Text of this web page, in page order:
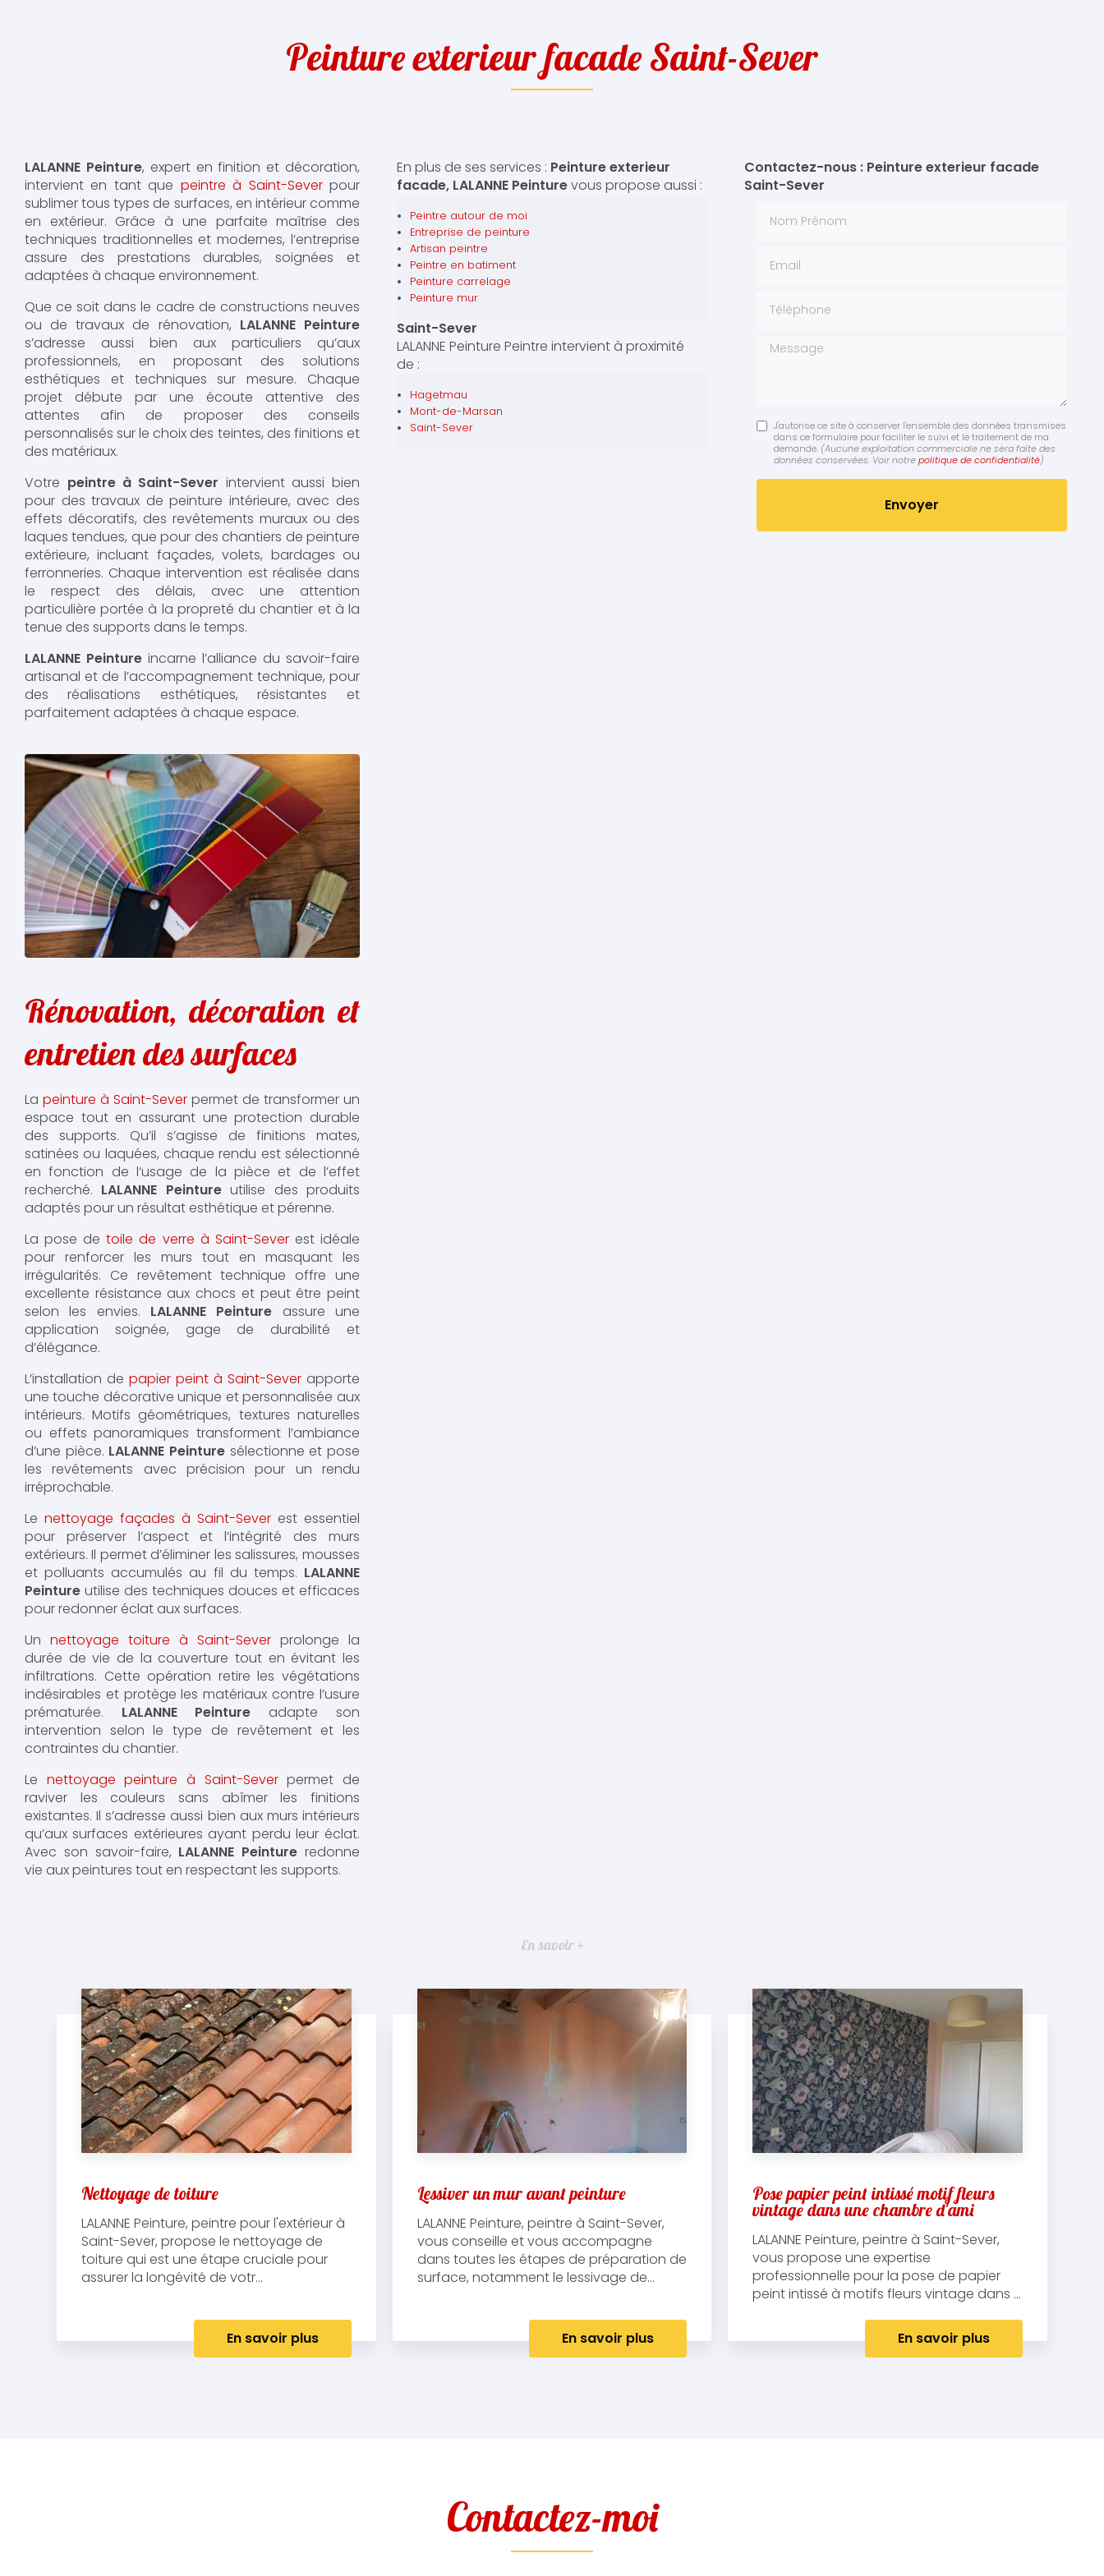
Peinture exterieur facade Saint-Sever
LALANNE Peinture, expert en finition et décoration,
intervient en tant que peintre à Saint-Severpour
sublimer tous types de surfaces, en intérieur comme
en extérieur. Grâce à une parfaite maîtrise des
techniques traditionnelles et modernes, l’entreprise
assure des prestations durables, soignées et
adaptées à chaque environnement.
Que ce soit dans le cadre de constructions neuves
ou de travaux de rénovation, LALANNE Peinture
s’adresse aussi bien aux particuliers qu’aux
professionnels, en proposant des solutions
esthétiques et techniques sur mesure. Chaque
projet débute par une écoute attentive des
attentes afin de proposer des conseils
personnalisés sur le choix des teintes, des finitions et
des matériaux.
Votre peintre à Saint-Sever intervient aussi bien
pour des travaux de peinture intérieure, avec des
effets décoratifs, des revêtements muraux ou des
laques tendues, que pour des chantiers de peinture
extérieure, incluant façades, volets, bardages ou
ferronneries. Chaque intervention est réalisée dans
le respect des délais, avec une attention
particulière portée à la propreté du chantier et à la
tenue des supports dans le temps.
LALANNE Peinture incarne l’alliance du savoir-faire
artisanal et de l’accompagnement technique, pour
des réalisations esthétiques, résistantes et
parfaitement adaptées à chaque espace.
Rénovation, décoration et
entretien des surfaces
La peinture à Saint-Sever permet de transformer un
espace tout en assurant une protection durable
des supports. Qu’il s’agisse de finitions mates,
satinées ou laquées, chaque rendu est sélectionné
en fonction de l’usage de la pièce et de l’effet
recherché. LALANNE Peintureutilise des produits
adaptés pour un résultat esthétique et pérenne.
La pose detoile de verre à Saint-Severest idéale
pour renforcer les murs tout en masquant les
irrégularités. Ce revêtement technique offre une
excellente résistance aux chocs et peut être peint
selon les envies. LALANNE Peinture assure une
application soignée, gage de durabilité et
d’élégance.
L’installation de papier peint à Saint-Sever apporte
une touche décorative unique et personnalisée aux
intérieurs. Motifs géométriques, textures naturelles
ou effets panoramiques transforment l’ambiance
d’une pièce. LALANNE Peinture sélectionne et pose
les revêtements avec précision pour un rendu
irréprochable.
Le nettoyage façades à Saint-Sever est essentiel
pour préserver l’aspect et l’intégrité des murs
extérieurs. Il permet d’éliminer les salissures, mousses
et polluants accumulés au fil du temps. LALANNE
Peinture utilise des techniques douces et efficaces
pour redonner éclat aux surfaces.
Un nettoyage toiture à Saint-Sever prolonge la
durée de vie de la couverture tout en évitant les
infiltrations. Cette opération retire les végétations
indésirables et protège les matériaux contre l’usure
prématurée. LALANNE Peinture adapte son
intervention selon le type de revêtement et les
contraintes du chantier.
Le nettoyage peinture à Saint-Severpermet de
raviver les couleurs sans abîmer les finitions
existantes. Il s’adresse aussi bien aux murs intérieurs
qu’aux surfaces extérieures ayant perdu leur éclat.
Avec son savoir-faire, LALANNE Peinture redonne
vie aux peintures tout en respectant les supports.
En plus de ses services : Peinture exterieur
facade, LALANNE Peinturevous propose aussi :
Peintre autour de moi
Entreprise de peinture
Artisan peintre
Peintre en batiment
Peinture carrelage
Peinture mur
Saint-Sever
LALANNE Peinture Peintre intervient à proximité
de :
Hagetmau
Mont-de-Marsan
Saint-Sever
Contactez-nous : Peinture exterieur facade
Saint-Sever
Message
J'autorise ce site à conserver l'ensemble des données transmises
dans ce formulaire pour faciliter le suivi et le traitement de ma
demande. (Aucune exploitation commerciale ne sera faite des
données conservées. Voir notrepolitique de confidentialité)
En savoir +
Nettoyage de toiture
LALANNE Peinture, peintre pour l'extérieur à
Saint-Sever, propose le nettoyage de
toiture qui est une étape cruciale pour
assurer la longévité de votr...
En savoir plus
Lessiver un mur avant peinture
LALANNE Peinture, peintre à Saint-Sever,
vous conseille et vous accompagne
dans toutes les étapes de préparation de
surface, notamment le lessivage de...
En savoir plus
Pose papier peint intissé motif fleurs
vintage dans une chambre d'ami
LALANNE Peinture, peintre à Saint-Sever,
vous propose une expertise
professionnelle pour la pose de papier
peint intissé à motifs fleurs vintage dans ...
En savoir plus
Contactez-moi